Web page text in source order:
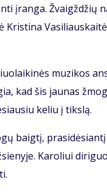
įranga. Žvaigždžių
muzikos
kad šis jaunas
keliu į tikslą.
baigtį,
Karoliui